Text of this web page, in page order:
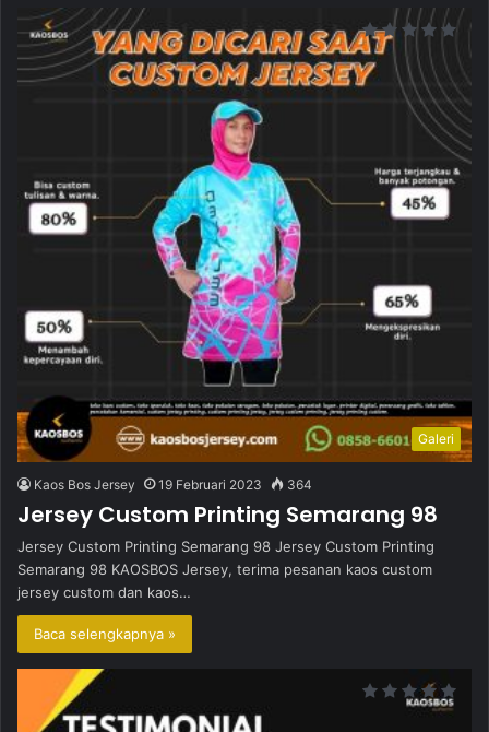
Galeri
Kaos Bos Jersey 19 Februari 2023 364
Jersey Custom Printing Semarang 98
Jersey Custom Printing Semarang 98 Jersey Custom Printing
Semarang 98 KAOSBOS Jersey, terima pesanan kaos custom
jersey custom dan kaos…
Baca selengkapnya »